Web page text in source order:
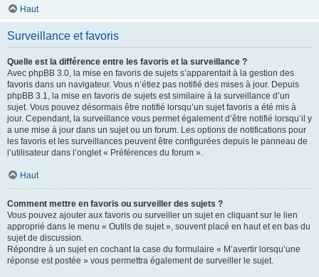
Haut
Surveillance et favoris
Quelle est la différence entre les favoris et la surveillance ?
Avec phpBB 3.0, la mise en favoris de sujets s’apparentait à la gestion des
favoris dans un navigateur. Vous n’étiez pas notifié des mises à jour. Depuis
phpBB 3.1, la mise en favoris de sujets est similaire à la surveillance d’un
sujet. Vous pouvez désormais être notifié lorsqu’un sujet favoris a été mis à
jour. Cependant, la surveillance vous permet également d’être notifié lorsqu’il y
a une mise à jour dans un sujet ou un forum. Les options de notifications pour
les favoris et les surveillances peuvent être configurées depuis le panneau de
l’utilisateur dans l’onglet « Préférences du forum ».
Haut
Comment mettre en favoris ou surveiller des sujets ?
Vous pouvez ajouter aux favoris ou surveiller un sujet en cliquant sur le lien
approprié dans le menu « Outils de sujet », souvent placé en haut et en bas du
sujet de discussion.
Répondre à un sujet en cochant la case du formulaire « M’avertir lorsqu’une
réponse est postée » vous permettra également de surveiller le sujet.